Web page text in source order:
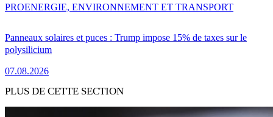
Panneaux solaires et puces : Trump impose 15% de taxes sur le
polysilicium
07.08.2026
PROENERGIE, ENVIRONNEMENT ET TRANSPORT
PLUS DE CETTE SECTION